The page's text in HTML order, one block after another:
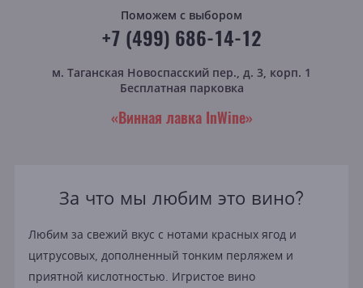
Поможем с выбором
+7 (499) 686-14-12
м. Таганская Новоспасский пер., д. 3, корп. 1
Бесплатная парковка
«Винная лавка InWine»
За что мы любим это вино?
Любим за свежий вкус с нотами красных ягод и
цитрусовых, дополненный тонким перляжем и
приятной кислотностью. Игристое вино